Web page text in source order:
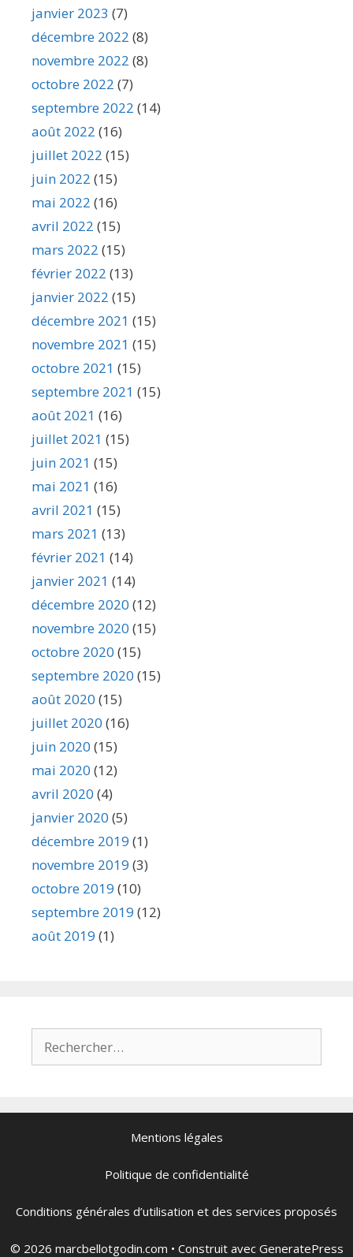
janvier 2023 (7)
décembre 2022 (8)
novembre 2022 (8)
octobre 2022 (7)
septembre 2022 (14)
août 2022 (16)
juillet 2022 (15)
juin 2022 (15)
mai 2022 (16)
avril 2022 (15)
mars 2022 (15)
février 2022 (13)
janvier 2022 (15)
décembre 2021 (15)
novembre 2021 (15)
octobre 2021 (15)
septembre 2021 (15)
août 2021 (16)
juillet 2021 (15)
juin 2021 (15)
mai 2021 (16)
avril 2021 (15)
mars 2021 (13)
février 2021 (14)
janvier 2021 (14)
décembre 2020 (12)
novembre 2020 (15)
octobre 2020 (15)
septembre 2020 (15)
août 2020 (15)
juillet 2020 (16)
juin 2020 (15)
mai 2020 (12)
avril 2020 (4)
janvier 2020 (5)
décembre 2019 (1)
novembre 2019 (3)
octobre 2019 (10)
septembre 2019 (12)
août 2019 (1)
Mentions légales
Politique de confidentialité
Conditions générales d’utilisation et des services proposés
© 2026 marcbellotgodin.com • Construit avec GeneratePress